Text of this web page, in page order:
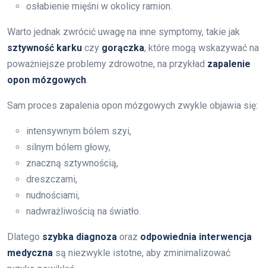
osłabienie mięśni w okolicy ramion.
Warto jednak zwrócić uwagę na inne symptomy, takie jak
sztywność karku czy gorączka, które mogą wskazywać na
poważniejsze problemy zdrowotne, na przykład zapalenie
opon mózgowych.
Sam proces zapalenia opon mózgowych zwykle objawia się:
intensywnym bólem szyi,
silnym bólem głowy,
znaczną sztywnością,
dreszczami,
nudnościami,
nadwrażliwością na światło.
Dlatego szybka diagnoza oraz odpowiednia interwencja
medyczna są niezwykle istotne, aby zminimalizować